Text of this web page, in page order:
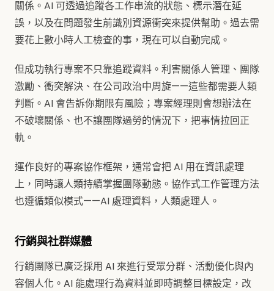
關係。AI 可透過追蹤各工作串流的狀態、標示潛在延
誤，以及在問題發生前識別資源衝突來提供幫助。過去需
要花上數小時人工檢查的事，現在可以自動完成。
但成功執行專案不只靠追蹤資料。利害關係人管理、團隊
激勵、衝突解決、在公司政治中周旋——這些都需要人類
判斷。AI 會告訴你期限有風險；專案經理則會想辦法在
不破壞關係、也不讓團隊過勞的情況下，把事情拉回正
軌。
運作良好的專案協作框架，通常會把 AI 用在資訊處理
上，同時讓人類持續掌握團隊動態。協作式工作管理方法
也遵循類似模式——AI 處理資料，人類處理人。
行銷與社群媒體
行銷團隊已廣泛採用 AI 來進行受眾分群、活動優化與內
容個人化。AI 能處理行為資料並即時調整目標設定，改